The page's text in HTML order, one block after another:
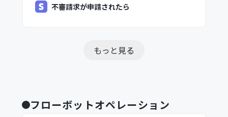
不審請求が申請されたら
もっと見る
フローボットオペレーション